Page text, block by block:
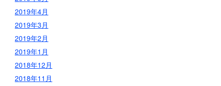
2019年4月
2019年3月
2019年2月
2019年1月
2018年12月
2018年11月